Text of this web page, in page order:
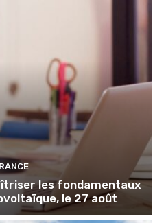
les fondamentaux
le 27 août